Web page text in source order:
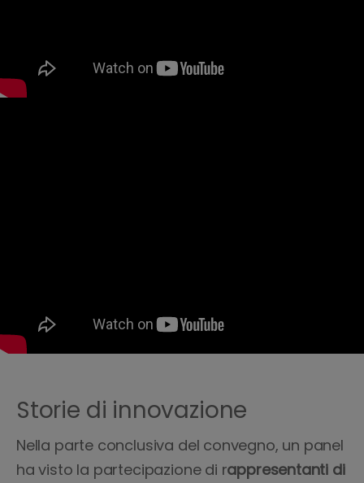
Storie di innovazione
Nella parte conclusiva del convegno, un panel
ha visto la partecipazione di rappresentanti di